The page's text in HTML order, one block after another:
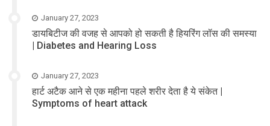
January 27, 2023
डायबिटीज की वजह से आपको हो सकती है हियरिंग लॉस की समस्या
| Diabetes and Hearing Loss
January 27, 2023
हार्ट अटैक आने से एक महीना पहले शरीर देता है ये संकेत |
Symptoms of heart attack